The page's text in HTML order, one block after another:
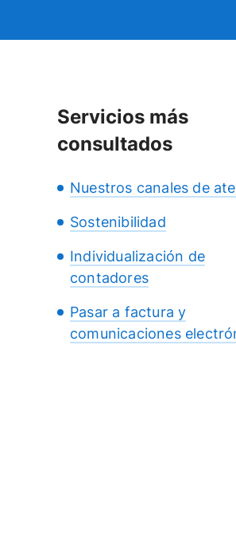
Servicios más
consultados
Nuestros canales de
Sostenibilidad
Individualización de
contadores
Pasar a factura y
comunicaciones